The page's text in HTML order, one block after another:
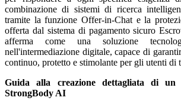
combinazione di sistemi di ricerca
tramite la funzione Offer-in-Chat e la
offerta dal sistema di pagamento sicuro
afferma come una soluzione
nell'intermediazione digitale, capace di
continuo, protetto e stimolante per gli utenti di
Guida alla creazione dettagliata di un
StrongBody AI